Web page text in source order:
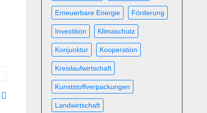
Erneuerbare Energie Förderung
Investition Klimaschutz
Konjunktur Kooperation
Kreislaufwirtschaft
Kunststoffverpackungen
Landwirtschaft